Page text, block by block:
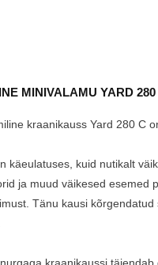
MINIVALAMU YARD 280
kraanikauss Yard 280 C
käeulatuses, kuid nutikalt
ja muud väikesed esemed
Tänu kausi